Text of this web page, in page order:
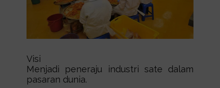
Visi
Menjadi peneraju industri sate dalam
pasaran dunia.